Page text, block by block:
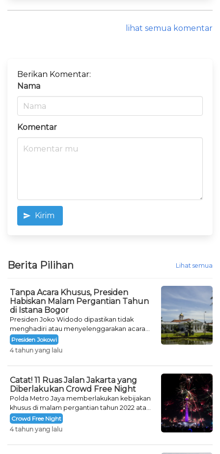
lihat semua komentar
Berikan Komentar:
Nama
Komentar
Kirim
Berita Pilihan Lihat semua
Tanpa Acara Khusus, Presiden
Habiskan Malam Pergantian Tahun
di Istana Bogor
Presiden Joko Widodo dipastikan tidak
menghadiri atau menyelenggarakan acara
khusus untuk mengisi malam pergantian
tahun.
Presiden Jokowi
4 tahun yang lalu
Catat! 11 Ruas Jalan Jakarta yang
Diberlakukan Crowd Free Night
Polda Metro Jaya memberlakukan kebijakan
khusus di malam pergantian tahun 2022 atau
Crowd Free Night selama dua hari.
Crowd Free Night
4 tahun yang lalu